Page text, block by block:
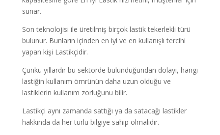
sunar.
Son teknolojisi ile üretilmiş birçok lastik tekerlekli türü
bulunur. Bunların içinden en iyi ve en kullanışlı tercihi
yapan kişi Lastikçidir.
Çünkü yıllardır bu sektörde bulunduğundan dolayı, hangi
lastiğin kullanım ömrünün daha uzun olduğu ve
lastiklerin kullanım zorluğunu bilir.
Lastikçi aynı zamanda sattığı ya da satacağı lastikler
hakkında da her türlü bilgiye sahip olmalıdır.